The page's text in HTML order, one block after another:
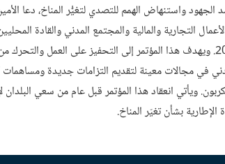
واستنهاض الهمم للتصدي لتغيُّر المناخ، دعا
التجارية والمالية والمجتمع المدني والقادة
عقده بنيويورك في 23 سبتمبر/أيلول 2014. ويهدف هذا المؤتمر إلى التحفيز على
في مجالات معينة لتقديم التزامات جديدة ومساهمات
ويأتي انعقاد هذا المؤتمر قبل عام من سعي البلدان